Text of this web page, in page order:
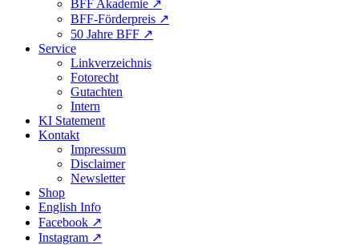
BFF Akademie ↗︎
BFF-Förderpreis ↗︎
50 Jahre BFF ↗︎
Service
Linkverzeichnis
Fotorecht
Gutachten
Intern
KI Statement
Kontakt
Impressum
Disclaimer
Newsletter
Shop
English Info
Facebook ↗︎
Instagram ↗︎